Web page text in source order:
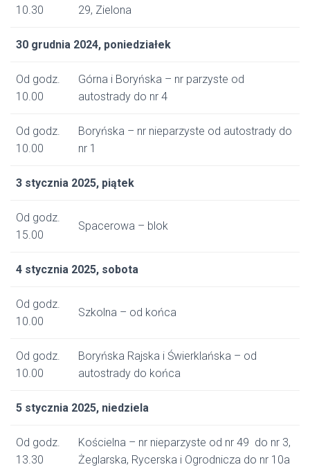
10.30
29, Zielona
30 grudnia 2024, poniedziałek
Od godz.
10.00
Górna i Boryńska – nr parzyste od
autostrady do nr 4
Od godz.
10.00
Boryńska – nr nieparzyste od autostrady do
nr 1
3 stycznia 2025, piątek
Od godz.
15.00
Spacerowa – blok
4 stycznia 2025, sobota
Od godz.
10.00
Szkolna – od końca
Od godz.
10.00
Boryńska Rajska i Świerklańska – od
autostrady do końca
5 stycznia 2025, niedziela
Od godz.
13.30
Kościelna – nr nieparzyste od nr 49 do nr 3,
Żeglarska, Rycerska i Ogrodnicza do nr 10a